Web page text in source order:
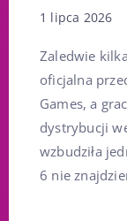
1 lipca 2026
Zaledwie
oficjalna
Games, a
dystrybucji
wzbudziła
6 nie